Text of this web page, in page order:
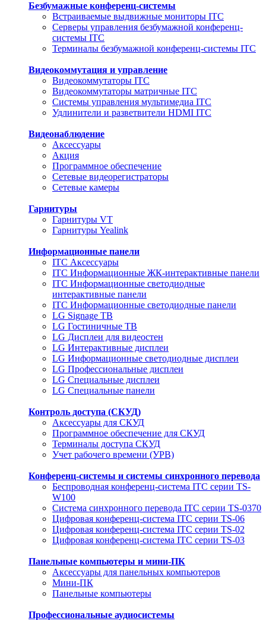
Безбумажные конференц-системы
Встраиваемые выдвижные мониторы ITC
Серверы управления безбумажной конференц-
системы ITC
Терминалы безбумажной конференц-системы ITC
Видеокоммутация и управление
Видеокоммутаторы ITC
Видеокоммутаторы матричные ITC
Системы управления мультимедиа ITC
Удлинители и разветвители HDMI ITC
Видеонаблюдение
Аксессуары
Акция
Программное обеспечение
Сетевые видеорегистраторы
Сетевые камеры
Гарнитуры
Гарнитуры VT
Гарнитуры Yealink
Информационные панели
ITC Аксессуары
ITC Информационные ЖК-интерактивные панели
ITC Информационные светодиодные
интерактивные панели
ITC Информационные светодиодные панели
LG Signage ТВ
LG Гостиничные ТВ
LG Дисплеи для видеостен
LG Интерактивные дисплеи
LG Информационные светодиодные дисплеи
LG Профессиональные дисплеи
LG Специальные дисплеи
LG Специальные панели
Контроль доступа (СКУД)
Аксессуары для СКУД
Программное обеспечение для СКУД
Терминалы доступа СКУД
Учет рабочего времени (УРВ)
Конференц-системы и системы синхронного перевода
Беспроводная конференц-система ITC серии TS-
W100
Система синхронного перевода ITC серии TS-0370
Цифровая конференц-система ITC серии TS-06
Цифровая конференц-система ITC серии TS-02
Цифровая конференц-система ITC серии TS-03
Панельные компьютеры и мини-ПК
Аксессуары для панельных компьютеров
Мини-ПК
Панельные компьютеры
Профессиональные аудиосистемы